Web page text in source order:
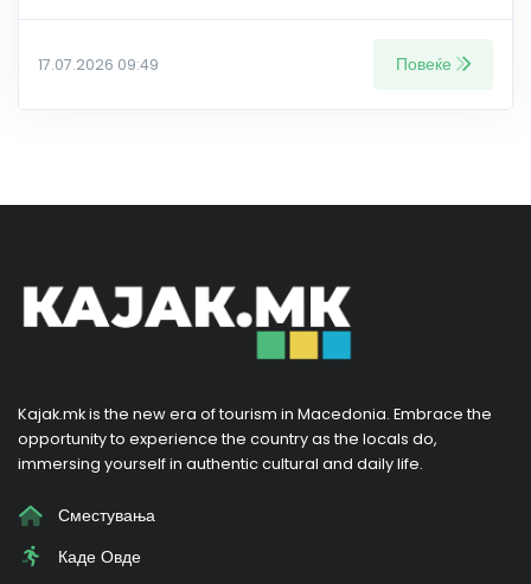
17.07.2026 09:49 Повеќе
Kajak.mk is the new era of tourism in Macedonia. Embrace the
opportunity to experience the country as the locals do,
immersing yourself in authentic cultural and daily life.
Сместувања
Каде Овде